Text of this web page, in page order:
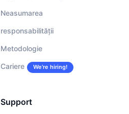
Neasumarea
responsabilității
Metodologie
Cariere We’re hiring!
Support